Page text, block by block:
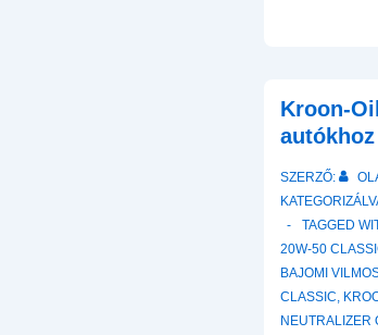
Kroon-
SZERZŐ:
TAGGED
20W-50
BAJOMI
CLASSIC,
NEUTRALIZER